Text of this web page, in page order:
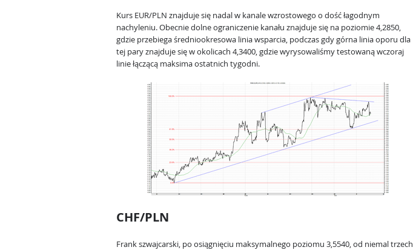
Kurs EUR/PLN znajduje się nadal w kanale wzrostowego o dość łagodnym
nachyleniu. Obecnie dolne ograniczenie kanału znajduje się na poziomie 4,2850,
gdzie przebiega średniookresowa linia wsparcia, podczas gdy górna linia oporu dla
tej pary znajduje się w okolicach 4,3400, gdzie wyrysowaliśmy testowaną wczoraj
linie łączącą maksima ostatnich tygodni.
CHF/PLN
Frank szwajcarski, po osiągnięciu maksymalnego poziomu 3,5540, od niemal trzech